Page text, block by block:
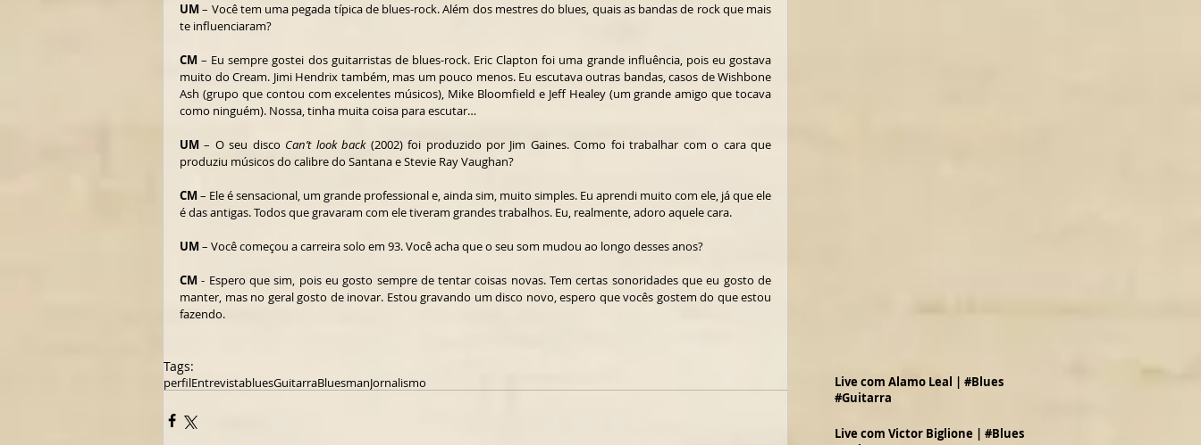
UM – Você tem uma pegada típica de blues-rock. Além dos mestres do blues, quais as bandas de rock que mais
te influenciaram?
CM – Eu sempre gostei dos guitarristas de blues-rock. Eric Clapton foi uma grande influência, pois eu gostava
muito do Cream. Jimi Hendrix também, mas um pouco menos. Eu escutava outras bandas, casos de Wishbone
Ash (grupo que contou com excelentes músicos), Mike Bloomfield e Jeff Healey (um grande amigo que tocava
como ninguém). Nossa, tinha muita coisa para escutar…
UM – O seu disco Can’t look back (2002) foi produzido por Jim Gaines. Como foi trabalhar com o cara que
produziu músicos do calibre do Santana e Stevie Ray Vaughan?
CM – Ele é sensacional, um grande professional e, ainda sim, muito simples. Eu aprendi muito com ele, já que ele
é das antigas. Todos que gravaram com ele tiveram grandes trabalhos. Eu, realmente, adoro aquele cara.
UM – Você começou a carreira solo em 93. Você acha que o seu som mudou ao longo desses anos?
CM - Espero que sim, pois eu gosto sempre de tentar coisas novas. Tem certas sonoridades que eu gosto de
manter, mas no geral gosto de inovar. Estou gravando um disco novo, espero que vocês gostem do que estou
fazendo.
Tags:
perfilEntrevistabluesGuitarraBluesmanJornalismo
Live com Alamo Leal | #Blues
#Guitarra
Live com Victor Biglione | #Blues